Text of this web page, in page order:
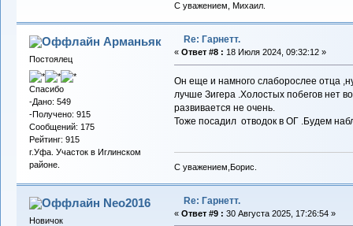
С уважением, Михаил.
Арманьяк
Постоялец
Спасибо
-Дано: 549
-Получено: 915
Сообщений: 175
Рейтинг: 915
г.Уфа. Участок в Иглинском
районе.
Re: Гарнетт.
« Ответ #8 : 18 Июля 2024, 09:32:12 »
Он еще и намного слаборослее отца
лучше Зигера .Холостых побегов нет
развивается не очень.
Тоже посадил отводок в ОГ .Будем
С уважением,Борис.
Neo2016
Новичок
Re: Гарнетт.
« Ответ #9 : 30 Августа 2025, 17:26:54 »